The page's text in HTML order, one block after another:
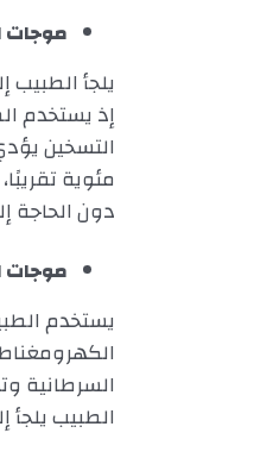
موجات
يلجأ
إذ يستخدم
التسخين
مئوية
دون الحاجة
موجات
يستخدم
السرطانية
الطبيب